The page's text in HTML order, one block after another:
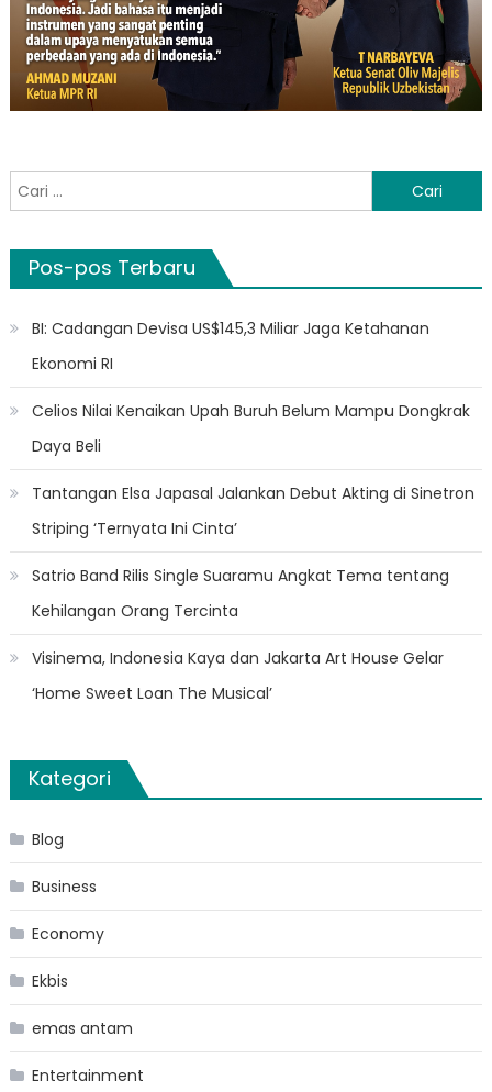
Cari
untuk:
Pos-pos Terbaru
BI: Cadangan Devisa US$145,3 Miliar Jaga Ketahanan
Ekonomi RI
Celios Nilai Kenaikan Upah Buruh Belum Mampu Dongkrak
Daya Beli
Tantangan Elsa Japasal Jalankan Debut Akting di Sinetron
Striping ‘Ternyata Ini Cinta’
Satrio Band Rilis Single Suaramu Angkat Tema tentang
Kehilangan Orang Tercinta
Visinema, Indonesia Kaya dan Jakarta Art House Gelar
‘Home Sweet Loan The Musical’
Kategori
Blog
Business
Economy
Ekbis
emas antam
Entertainment